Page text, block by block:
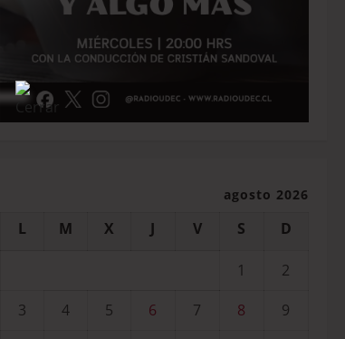
agosto 2026
L M X J V S D
1
2
3
4 5 6 7 8
9